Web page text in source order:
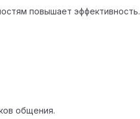
повышает эффективность.
общения.